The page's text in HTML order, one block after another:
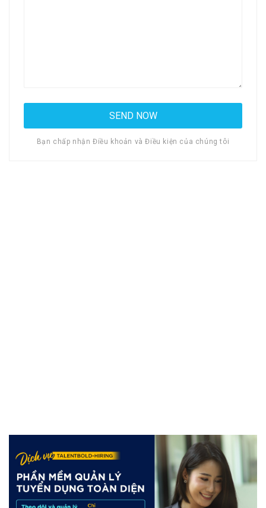
Bạn chấp nhận Điều khoản và Điều kiện của chúng tôi